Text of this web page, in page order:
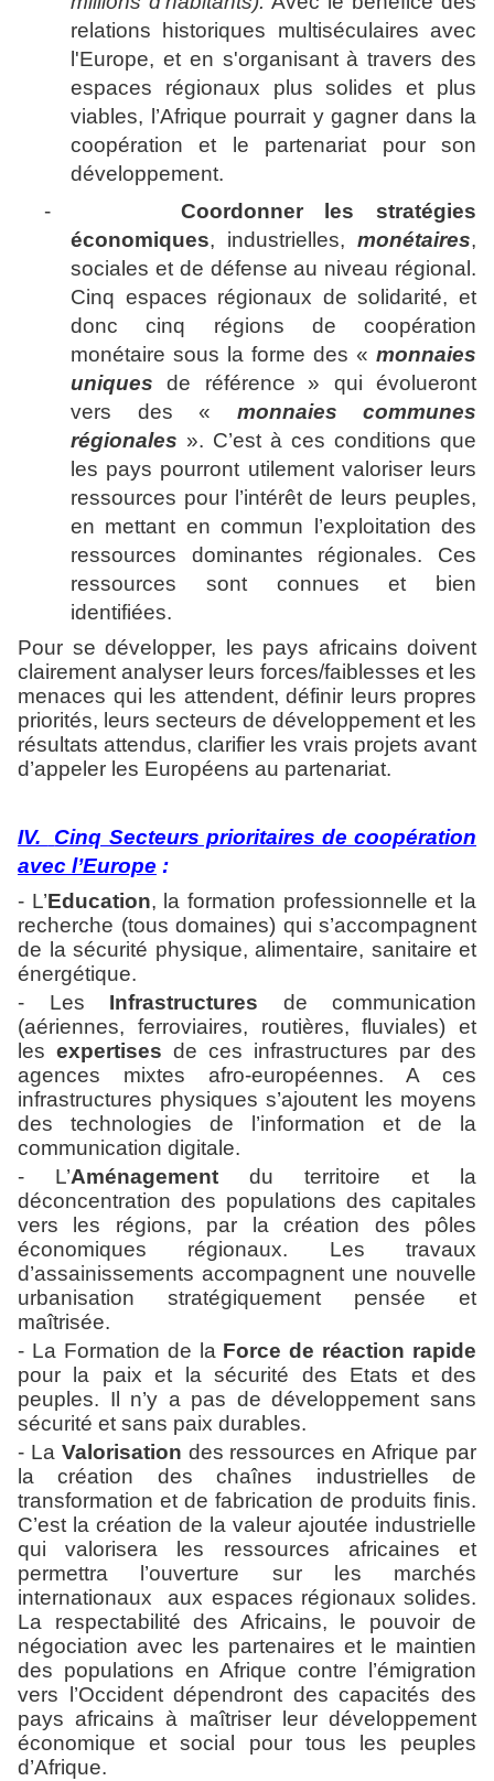
relations historiques multiséculaires avec
l'Europe, et en s'organisant à travers des
espaces régionaux plus solides et plus
viables, l’Afrique pourrait y gagner dans la
coopération et le partenariat pour son
développement.
-
Coordonner les stratégies
économiques, industrielles, monétaires,
sociales et de défense au niveau régional.
Cinq espaces régionaux de solidarité, et
donc cinq régions de coopération
monétaire sous la forme des « monnaies
uniques de référence » qui évolueront
vers des « monnaies communes
régionales ». C’est à ces conditions que
les pays pourront utilement valoriser leurs
ressources pour l’intérêt de leurs peuples,
en mettant en commun l’exploitation des
ressources dominantes régionales. Ces
ressources sont connues et bien
identifiées.
Pour se développer, les pays africains doivent
clairement analyser leurs forces/faiblesses et les
menaces qui les attendent, définir leurs propres
priorités, leurs secteurs de développement et les
résultats attendus, clarifier les vrais projets avant
d’appeler les Européens au partenariat.
IV.
Cinq Secteurs prioritaires de coopération
avec l’Europe :
- L’Education, la formation professionnelle et la
recherche (tous domaines) qui s’accompagnent
de la sécurité physique, alimentaire, sanitaire et
énergétique.
- Les Infrastructures de communication
(aériennes, ferroviaires, routières, fluviales) et
les expertises de ces infrastructures par des
agences mixtes afro-européennes. A ces
infrastructures physiques s’ajoutent les moyens
des technologies de l’information et de la
communication digitale.
- L’Aménagement du territoire et la
déconcentration des populations des capitales
vers les régions, par la création des pôles
économiques régionaux. Les travaux
d’assainissements accompagnent une nouvelle
urbanisation stratégiquement pensée et
maîtrisée.
- La Formation de la Force de réaction rapide
pour la paix et la sécurité des Etats et des
peuples. Il n’y a pas de développement sans
sécurité et sans paix durables.
- La Valorisation des ressources en Afrique par
la création des chaînes industrielles de
transformation et de fabrication de produits finis.
C’est la création de la valeur ajoutée industrielle
qui valorisera les ressources africaines et
permettra l’ouverture sur les marchés
internationaux
aux espaces régionaux solides.
La respectabilité des Africains, le pouvoir de
négociation avec les partenaires et le maintien
des populations en Afrique contre l’émigration
vers l’Occident dépendront des capacités des
pays africains à maîtriser leur développement
économique et social pour tous les peuples
d’Afrique.